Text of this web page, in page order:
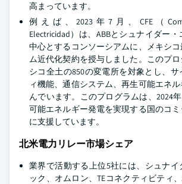
高まっています。
例えば、2023年7月、CFE（
Electricidad）は、ABBとシュナイダー
中心とするコンソーシアムに、メキシ
ム近代化契約を授与しました。このプ
シコ全土の850の変電所を対象とし、
ィ機能、通信システム、再生可能エネ
んでいます。このプログラムは、2024
可能エネルギー発電を実現する国のコ
に支援しています。
北米電力リレー市場シェア
業界で活動する上位5社には、シュナイ
ック、オムロン、TEコネクティビティ